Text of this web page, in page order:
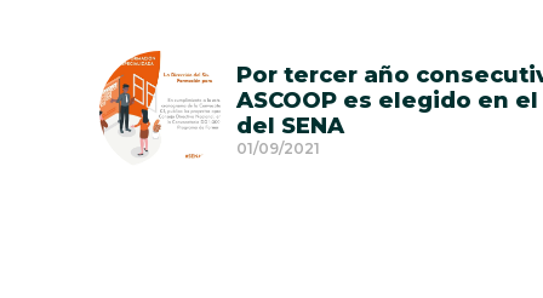
Por tercer año
ASCOOP es elegido en el
del SENA
01/09/2021